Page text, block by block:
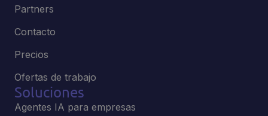
Partners
Contacto
Precios
Ofertas de trabajo
Soluciones
Agentes IA para empresas